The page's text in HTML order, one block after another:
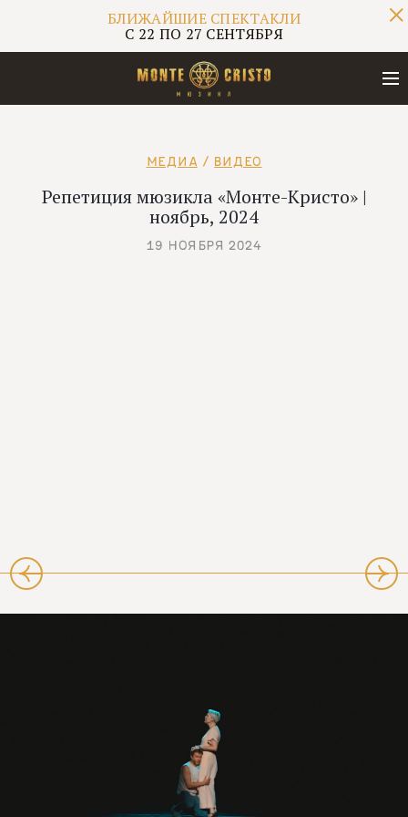
БЛИЖАЙШИЕ СПЕКТАКЛИ
С 22 ПО 27 СЕНТЯБРЯ
БЛИЖАЙШИЕ СПЕКТАКЛИ
МЕДИА / ВИДЕО
Репетиция мюзикла «Монте-Кристо» |
ноябрь, 2024
19 НОЯБРЯ 2024